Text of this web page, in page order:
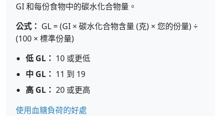
GI 和每份食物中的碳水化合物量。
公式： GL = (GI × 碳水化合物含量 (克) × 您的份量) ÷
(100 × 標準份量)
低 GL： 10 或更低
中 GL： 11 到 19
高 GL： 20 或更高
使用血糖負荷的好處